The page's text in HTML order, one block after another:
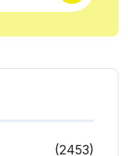
(2453)